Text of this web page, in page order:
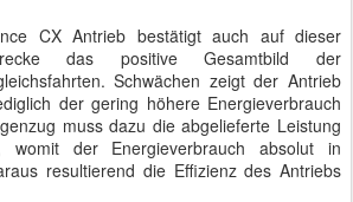
CX Antrieb bestätigt auch auf dieser
das positive Gesamtbild der
Schwächen zeigt der Antrieb
der gering höhere Energieverbrauch
muss dazu die abgelieferte Leistung
womit der Energieverbrauch absolut in
resultierend die Effizienz des Antriebs